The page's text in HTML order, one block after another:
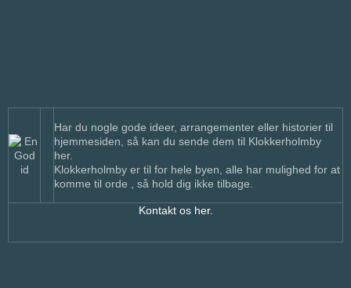
Har du nogle gode ideer, arrangementer eller historier til
hjemmesiden, så kan du sende dem til Klokkerholmby
her.
Klokkerholmby er til for hele byen, alle har mulighed for at
komme til orde , så hold dig ikke tilbage.
Kontakt os her.